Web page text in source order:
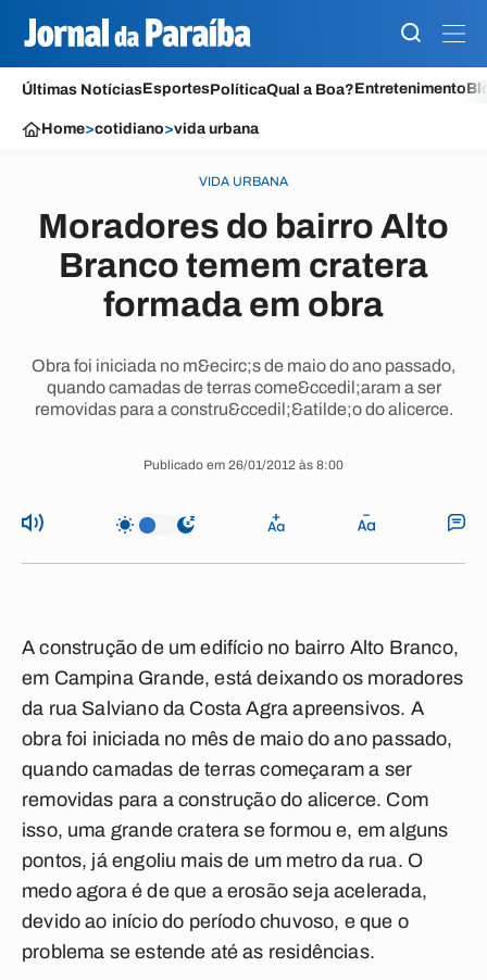
Últimas NotíciasEsportesPolíticaQual a Boa?Entretenimento
Home>cotidiano>vida urbana
VIDA URBANA
Moradores do bairro Alto
Branco temem cratera
formada em obra
Obra foi iniciada no m&ecirc;s de maio do ano passado,
quando camadas de terras come&ccedil;aram a ser
removidas para a constru&ccedil;&atilde;o do alicerce.
Publicado em 26/01/2012 às 8:00
A construção de um edifício no bairro Alto Branco,
em Campina Grande, está deixando os moradores
da rua Salviano da Costa Agra apreensivos. A
obra foi iniciada no mês de maio do ano passado,
quando camadas de terras começaram a ser
removidas para a construção do alicerce. Com
isso, uma grande cratera se formou e, em alguns
pontos, já engoliu mais de um metro da rua. O
medo agora é de que a erosão seja acelerada,
devido ao início do período chuvoso, e que o
problema se estende até as residências.